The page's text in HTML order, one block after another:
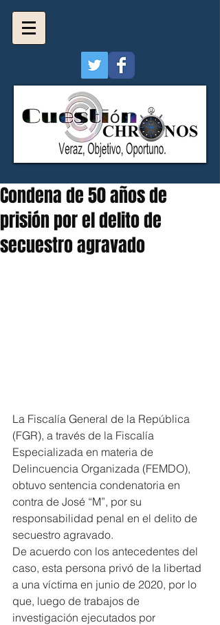
Condena de 50 años de
prisión por el delito de
secuestro agravado
La Fiscalía General de la República
(FGR), a través de la Fiscalía
Especializada en materia de
Delincuencia Organizada (FEMDO),
obtuvo sentencia condenatoria en
contra de José “M”, por su
responsabilidad penal en el delito de
secuestro agravado.
De acuerdo con los antecedentes del
caso, esta persona privó de la libertad
a una víctima en junio de 2020, por lo
que, luego de trabajos de
investigación ejecutados por